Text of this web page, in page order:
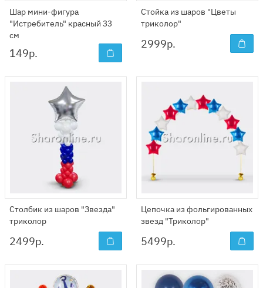
Шар мини-фигура
"Истребитель" красный 33
см
149р.
Стойка из шаров "Цветы
триколор"
2999р.
Столбик из шаров "Звезда"
триколор
2499р.
Цепочка из фольгированных
звезд "Триколор"
5499р.